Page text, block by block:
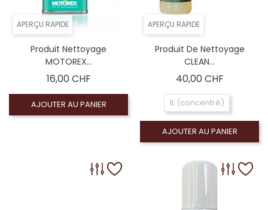
APERÇU RAPIDE
Produit Nettoyage
MOTOREX...
16,00 CHFPrix
AJOUTER AU PANIER
APERÇU RAPIDE
Produit De Nettoyage
CLEAN...
40,00 CHFPrix
1L (concentré)
AJOUTER AU PANIER